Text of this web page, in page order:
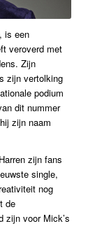
is een
veroverd met
Zijn
zijn vertolking
podium
dit nummer
zijn naam
zijn fans
single,
nog
de
zijn voor Mick’s